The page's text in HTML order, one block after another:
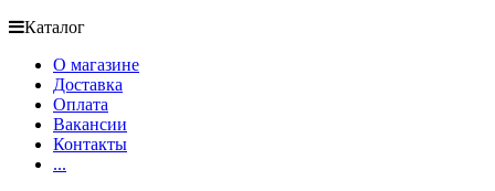
Каталог
О магазине
Доставка
Оплата
Вакансии
Контакты
...